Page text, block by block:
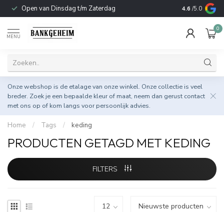
Open van Dinsdag t/m Zaterdag Duurzame &
4.6 /5.0
MENU
0
Onze webshop is de etalage van onze winkel. Onze collectie is veel
breder. Zoek je een bepaalde kleur of maat, neem dan gerust contact
met ons op of kom langs voor persoonlijk advies.
Home / Tags / keding
PRODUCTEN GETAGD MET KEDING
FILTERS